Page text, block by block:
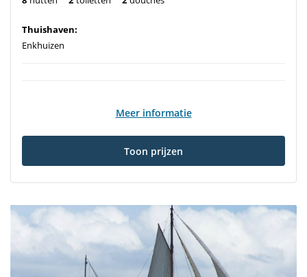
Thuishaven:
Enkhuizen
Meer informatie
Toon prijzen